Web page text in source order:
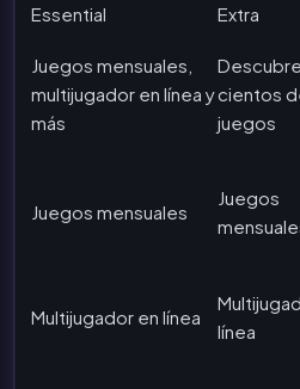
Essential
Juegos mensuales,
multijugador en línea y
más
Extra
Descubre
cientos
juegos
Juegos mensuales
Juegos
Multijugador en línea
línea